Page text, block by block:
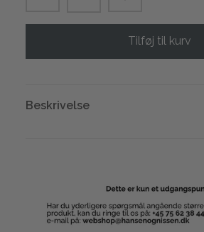
Tilføj til kurv
Beskrivelse